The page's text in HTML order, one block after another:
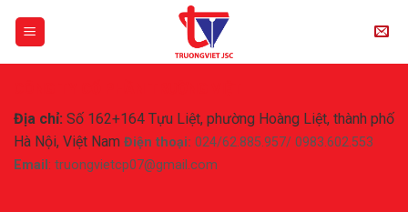
Địa chỉ: Số 162+164 Tựu Liệt, phường Hoàng Liệt, thành phố
Hà Nội, Việt Nam Điện thoại: 024/62.885.957/ 0983.602.553
Email : truongvietcp07@gmail.com